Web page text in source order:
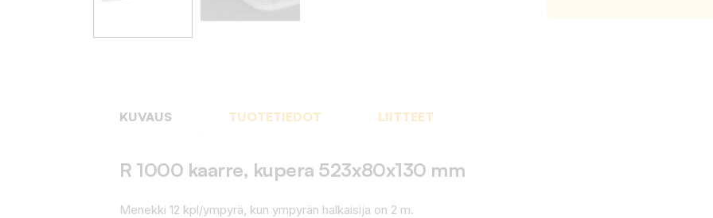
KUVAUS TUOTETIEDOT LIITTEET
R 1000 kaarre, kupera 523x80x130 mm
Menekki 12 kpl/ympyrä, kun ympyrän halkaisija on 2 m.